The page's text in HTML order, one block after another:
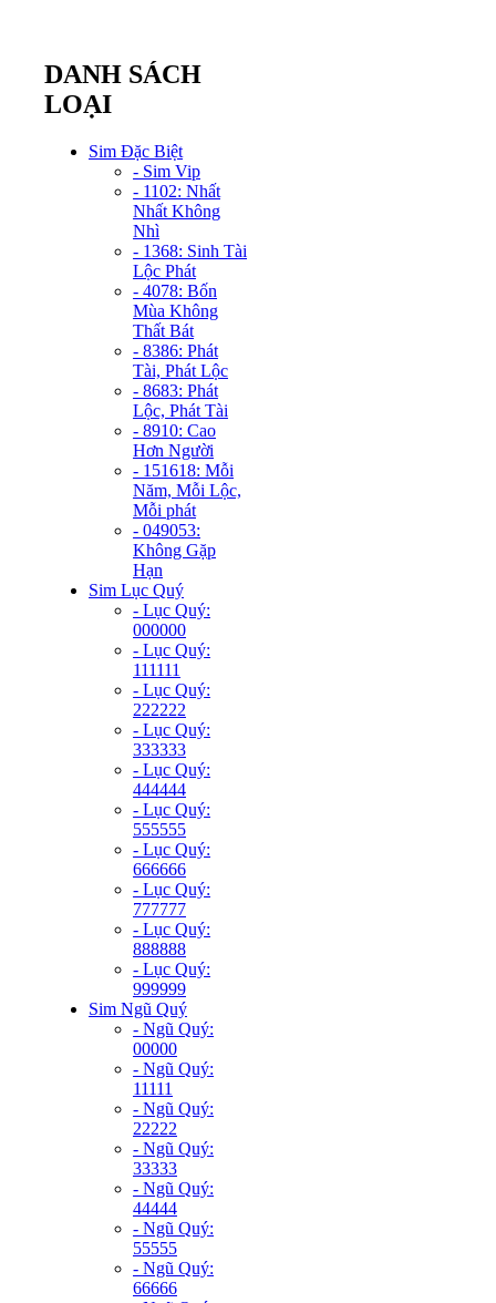
DANH SÁCH
LOẠI
Sim Đặc Biệt
- Sim Vip
- 1102: Nhất
Nhất Không
Nhì
- 1368: Sinh Tài
Lộc Phát
- 4078: Bốn
Mùa Không
Thất Bát
- 8386: Phát
Tài, Phát Lộc
- 8683: Phát
Lộc, Phát Tài
- 8910: Cao
Hơn Người
- 151618: Mỗi
Năm, Mỗi Lộc,
Mỗi phát
- 049053:
Không Gặp
Hạn
Sim Lục Quý
- Lục Quý:
000000
- Lục Quý:
111111
- Lục Quý:
222222
- Lục Quý:
333333
- Lục Quý:
444444
- Lục Quý:
555555
- Lục Quý:
666666
- Lục Quý:
777777
- Lục Quý:
888888
- Lục Quý:
999999
Sim Ngũ Quý
- Ngũ Quý:
00000
- Ngũ Quý:
11111
- Ngũ Quý:
22222
- Ngũ Quý:
33333
- Ngũ Quý:
44444
- Ngũ Quý:
55555
- Ngũ Quý:
66666